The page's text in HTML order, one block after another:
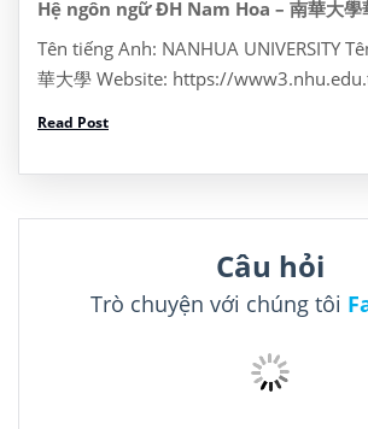
Hệ ngôn ngữ ĐH Nam Hoa – 南華大學
Tên tiếng Anh: NANHUA UNIVERSITY
華大學 Website: https://
Village, Dalin Township, Chiayi County,
Tel: +886 5 272 1001 Thông […]
Read Post
Câu hỏi
Trò chuyện với chúng tôi